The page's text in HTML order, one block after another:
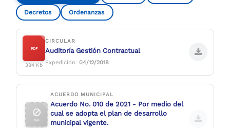
Decretos Ordenanzas
PDF
384 Kb
CIRCULAR
Auditoría Gestión Contractual
Expedición: 04/12/2018
N/A
ACUERDO MUNICIPAL
Acuerdo No. 010 de 2021 - Por medio del
cual se adopta el plan de desarrollo
municipal vigente.